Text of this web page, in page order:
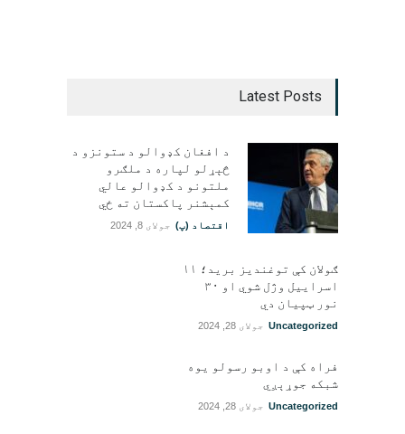
Latest Posts
د افغان کډوالو د ستونزو د
څېړلو لپاره د ملګرو
ملتونو د کډوالو عالي
کمېشنر پاکستان ته ځي
اقتصاد (پ) جولای 8, 2024
ګولان کې توغندیز برید؛ ۱۱
اسراییل وژل شوي او ۳۰
نور ټپيان دي
Uncategorized جولای 28, 2024
فراه کې د اوبو رسولو یوه
شبکه جوړېږي
Uncategorized جولای 28, 2024